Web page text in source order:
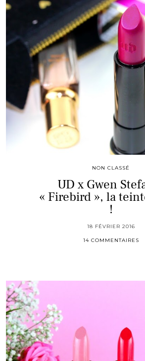
NON CLASSÉ
UD x Gwen
« Firebird », la
!
18 FÉVRIER 2016
14 COMMENTAIRES